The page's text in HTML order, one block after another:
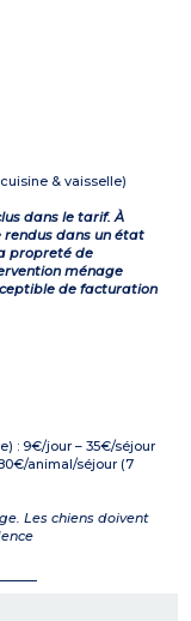
& vaisselle)
dans le tarif. À
dans un état
propreté de
ménage
de facturation
: 9€/jour – 35€/séjour
animal/séjour (7
Les chiens doivent